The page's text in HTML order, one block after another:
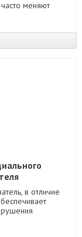
меняют
в отличие